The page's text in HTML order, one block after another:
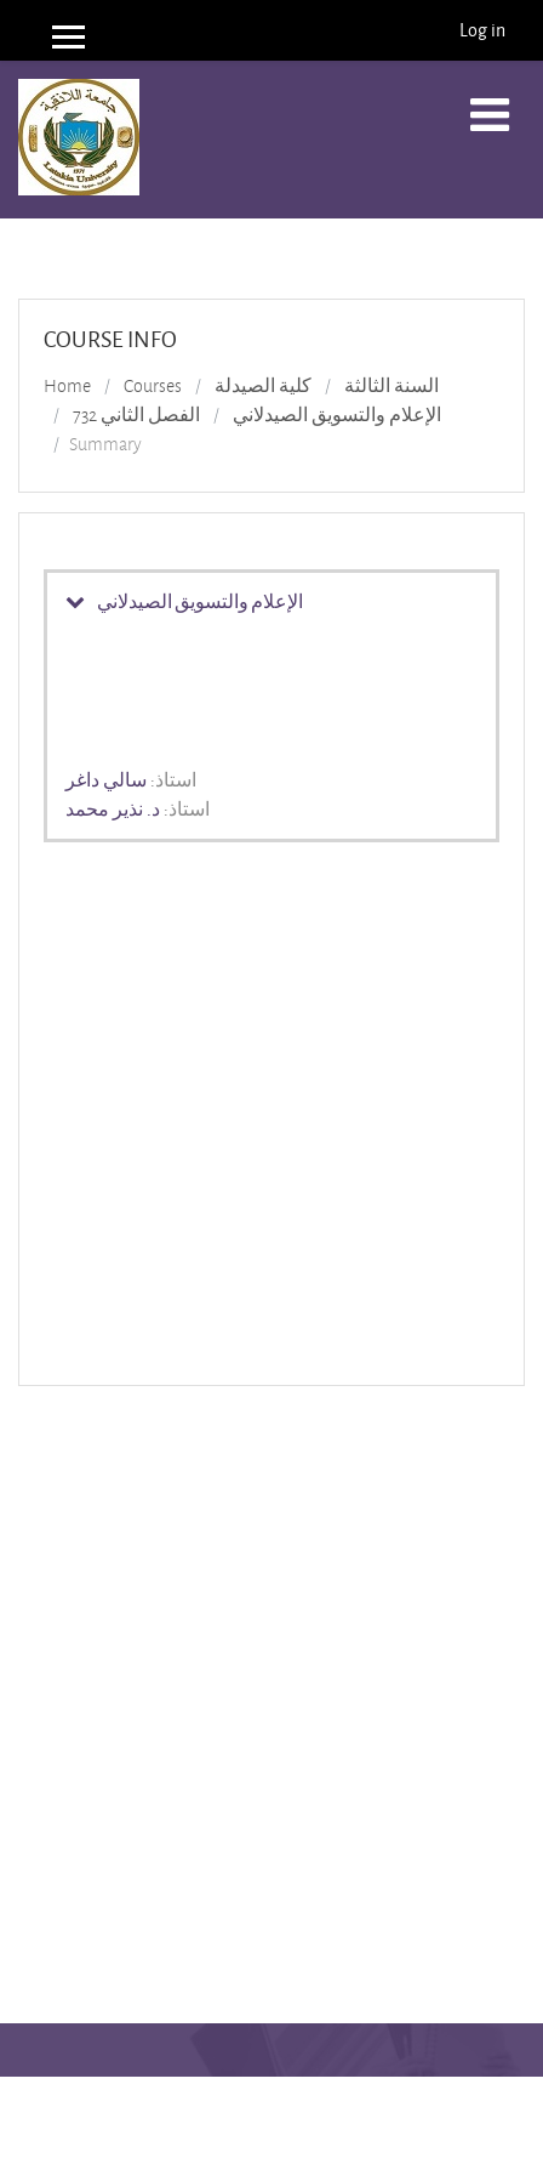
Skip to main content
Side panel Log in
COURSE INFO
Home Courses كلية الصيدلة
السنة الثالثة
الفصل الثاني 732
الإعلام والتسويق الصيدلاني
Summary
الإعلام والتسويق الصيدلاني
استاذ: سالي داغر
استاذ: د. نذير محمد